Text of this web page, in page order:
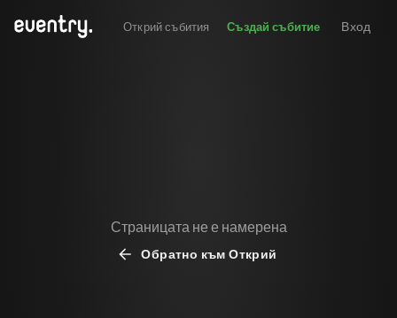
Открий събития Създай събитие Вход
Страницата не е намерена
Обратно към Открий